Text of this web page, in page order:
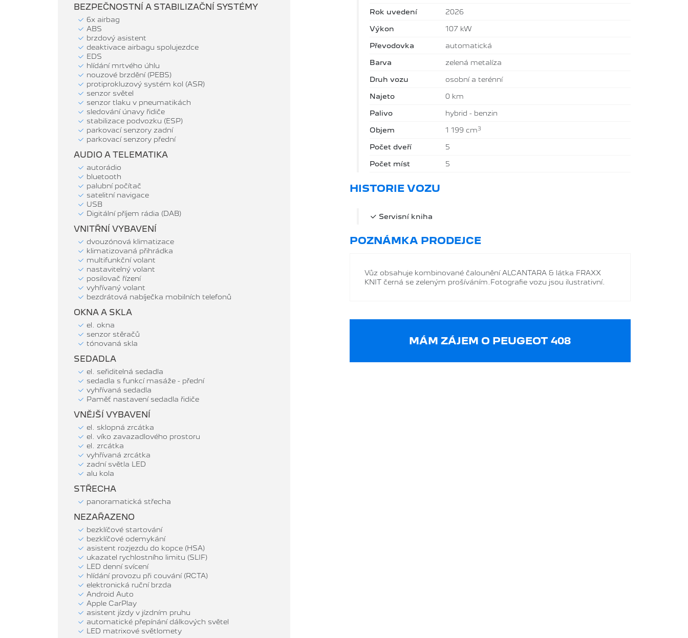
BEZPEČNOSTNÍ A STABILIZAČNÍ SYSTÉMY
6x airbag
ABS
brzdový asistent
deaktivace airbagu spolujezdce
EDS
hlídání mrtvého úhlu
nouzové brzdění (PEBS)
protiprokluzový systém kol (ASR)
senzor světel
senzor tlaku v pneumatikách
sledování únavy řidiče
stabilizace podvozku (ESP)
parkovací senzory zadní
parkovací senzory přední
AUDIO A TELEMATIKA
autorádio
bluetooth
palubní počítač
satelitní navigace
USB
Digitální příjem rádia (DAB)
VNITŘNÍ VYBAVENÍ
dvouzónová klimatizace
klimatizovaná přihrádka
multifunkční volant
nastavitelný volant
posilovač řízení
vyhřívaný volant
bezdrátová nabíječka mobilních telefonů
OKNA A SKLA
el. okna
senzor stěračů
tónovaná skla
SEDADLA
el. seřiditelná sedadla
sedadla s funkcí masáže - přední
vyhřívaná sedadla
Paměť nastavení sedadla řidiče
VNĚJŠÍ VYBAVENÍ
el. sklopná zrcátka
el. víko zavazadlového prostoru
el. zrcátka
vyhřívaná zrcátka
zadní světla LED
alu kola
STŘECHA
panoramatická střecha
NEZAŘAZENO
bezklíčové startování
bezklíčové odemykání
asistent rozjezdu do kopce (HSA)
ukazatel rychlostního limitu (SLIF)
LED denní svícení
hlídání provozu při couvání (RCTA)
elektronická ruční brzda
Android Auto
Apple CarPlay
asistent jízdy v jízdním pruhu
automatické přepínání dálkových světel
LED matrixové světlomety
Rok uvedení 2026
Výkon 107 kW
Převodovka automatická
Barva zelená metalíza
Druh vozu osobní a terénní
Najeto 0 km
Palivo hybrid - benzin
Objem 1 199 cm3
Počet dveří 5
Počet míst 5
HISTORIE VOZU
Servisní kniha
POZNÁMKA PRODEJCE
Vůz obsahuje kombinované čalounění ALCANTARA & látka FRAXX
KNIT černá se zeleným prošíváním.Fotografie vozu jsou ilustrativní.
MÁM ZÁJEM O PEUGEOT 408